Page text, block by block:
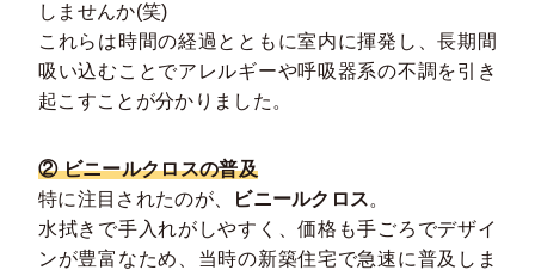
しませんか(笑)
これらは時間の経過とともに室内に揮発し、長期間
吸い込むことでアレルギーや呼吸器系の不調を引き
起こすことが分かりました。
② ビニールクロスの普及
特に注目されたのが、
ビニールクロス。
水拭きで手入れがしやすく、価格も手ごろでデザイ
ンが豊富なため、当時の新築住宅で急速に普及しま